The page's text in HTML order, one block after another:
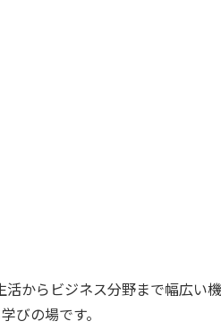
からビジネス分野まで幅広い
びの場です。